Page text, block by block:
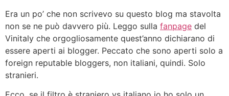
Era un po’ che non scrivevo su questo blog ma stavolta
non se ne può davvero più. Leggo sulla fanpage del
Vinitaly che orgogliosamente quest’anno dichiarano di
essere aperti ai blogger. Peccato che sono aperti solo a
foreign reputable bloggers, non italiani, quindi. Solo
stranieri.